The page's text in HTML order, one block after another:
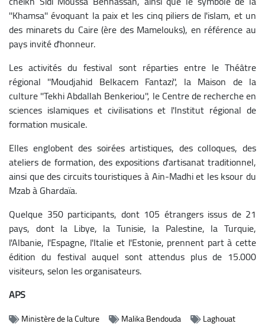
''Khamsa'' évoquant la paix et les cinq piliers de l'islam, et un
des minarets du Caire (ère des Mamelouks), en référence au
pays invité d'honneur.
Les activités du festival sont réparties entre le Théâtre
régional ''Moudjahid Belkacem Fantazi'', la Maison de la
culture ''Tekhi Abdallah Benkeriou'', le Centre de recherche en
sciences islamiques et civilisations et l'Institut régional de
formation musicale.
Elles englobent des soirées artistiques, des colloques, des
ateliers de formation, des expositions d'artisanat traditionnel,
ainsi que des circuits touristiques à Ain-Madhi et les ksour du
Mzab à Ghardaïa.
Quelque 350 participants, dont 105 étrangers issus de 21
pays, dont la Libye, la Tunisie, la Palestine, la Turquie,
l'Albanie, l'Espagne, l'Italie et l'Estonie, prennent part à cette
édition du festival auquel sont attendus plus de 15.000
visiteurs, selon les organisateurs.
APS
Ministère de la Culture Malika Bendouda Laghouat